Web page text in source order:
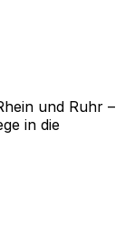
und Ruhr –
in die